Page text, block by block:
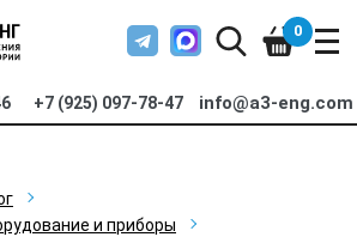
+7 (925) 097-78-47 info@a3-eng.com
0
и приборы